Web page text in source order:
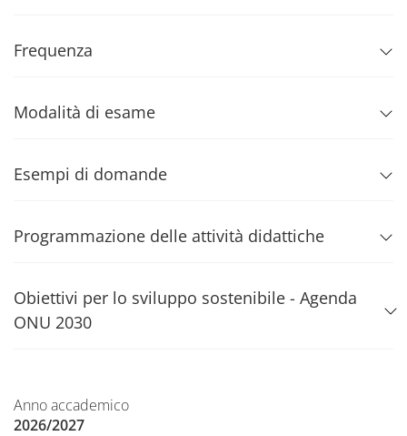
Frequenza
Modalità di esame
Esempi di domande
Programmazione delle attività didattiche
Obiettivi per lo sviluppo sostenibile - Agenda
ONU 2030
Anno accademico
2026/2027